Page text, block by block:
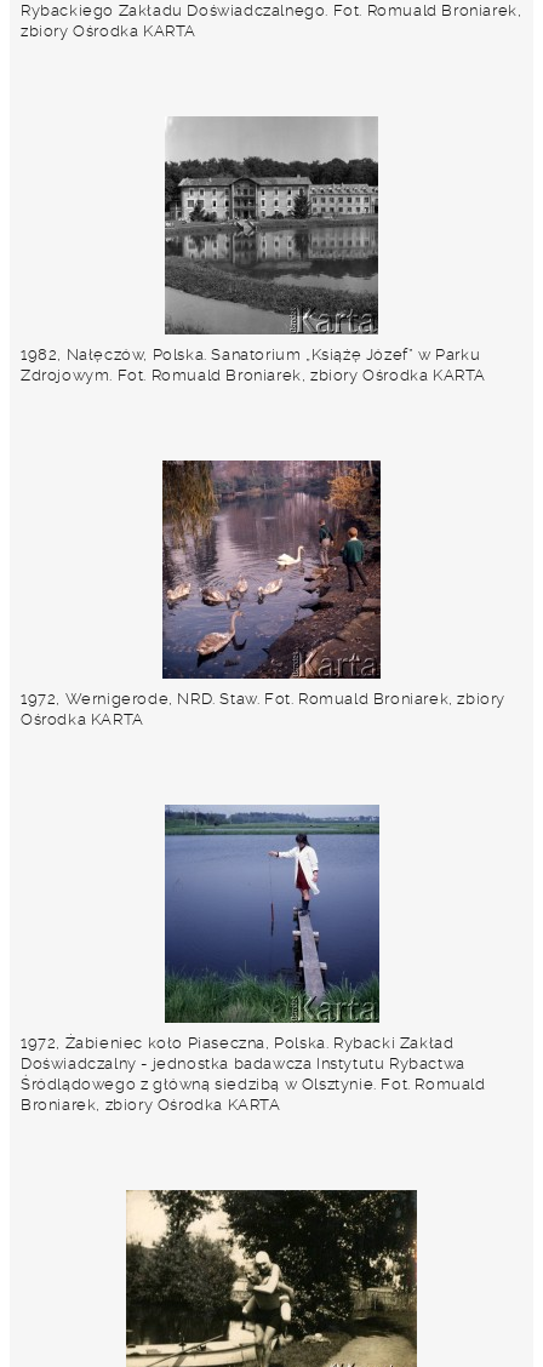
Rybackiego Zakładu Doświadczalnego. Fot. Romuald Broniarek,
zbiory Ośrodka KARTA
1982, Nałęczów, Polska. Sanatorium „Książę Józef” w Parku
Zdrojowym. Fot. Romuald Broniarek, zbiory Ośrodka KARTA
1972, Wernigerode, NRD. Staw. Fot. Romuald Broniarek, zbiory
Ośrodka KARTA
1972, Żabieniec koło Piaseczna, Polska. Rybacki Zakład
Doświadczalny - jednostka badawcza Instytutu Rybactwa
Śródlądowego z główną siedzibą w Olsztynie. Fot. Romuald
Broniarek, zbiory Ośrodka KARTA